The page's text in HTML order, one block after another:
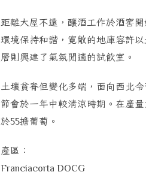
距離大屋不遠，釀酒工作於酒窖
環境保持和諧，寛敞的地庫容許
層則興建了氣氛閒適的試飲室。
土壤貧脊但變化多端，面向西北
節會於一年中較清涼時期。在產
於55擔葡萄。
產區：
Franciacorta DOCG